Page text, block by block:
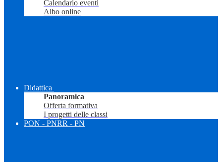
Calendario eventi
Albo online
Didattica
Panoramica
Offerta formativa
I progetti delle classi
PON - PNRR - PN